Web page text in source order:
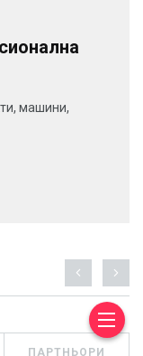
машини,
ПАРТНЬОРИ